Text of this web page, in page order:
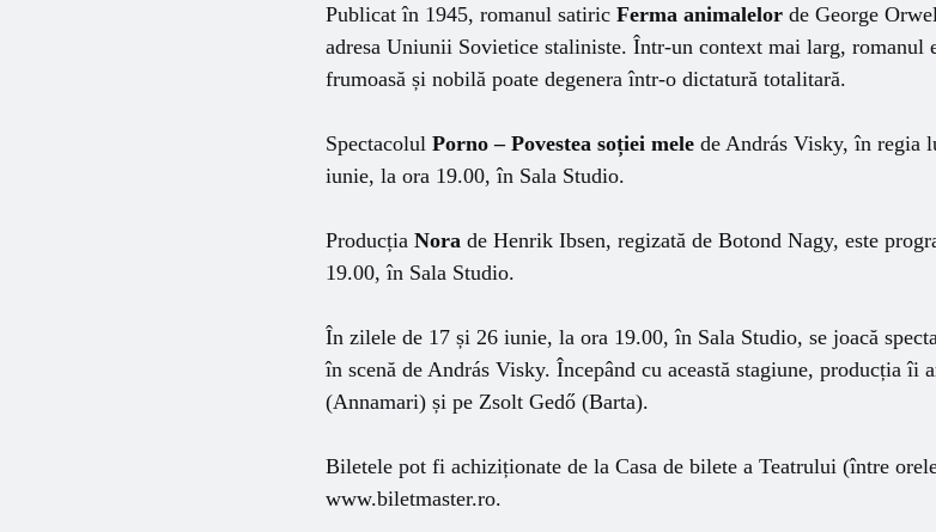
Publicat în 1945, romanul satiric Ferma animalelor de George
adresa Uniunii Sovietice staliniste. Într-un context mai larg, romanul
frumoasă și nobilă poate degenera într-o dictatură totalitară.
Spectacolul Porno – Povestea soției mele de András Visky, în regia
iunie, la ora 19.00, în Sala Studio.
Producția Nora de Henrik Ibsen, regizată de Botond Nagy, este
19.00, în Sala Studio.
În zilele de 17 și 26 iunie, la ora 19.00, în Sala Studio, se joacă
în scenă de András Visky. Începând cu această stagiune, producția îi
(Annamari) și pe Zsolt Gedő (Barta).
Biletele pot fi achiziționate de la Casa de bilete a Teatrului (între
www.biletmaster.ro.